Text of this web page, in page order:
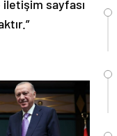
sayfası